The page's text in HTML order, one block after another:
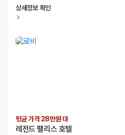
상세정보 확인
평균 가격 28만원 대
레전드 팰리스 호텔